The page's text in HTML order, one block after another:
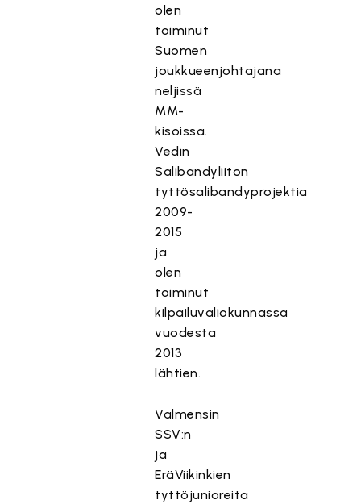
olen
toiminut
Suomen
joukkueenjohtajana
neljissä
MM-
kisoissa.
Vedin
Salibandyliiton
tyttösalibandyprojektia
2009-
2015
ja
olen
toiminut
kilpailuvaliokunnassa
vuodesta
2013
lähtien.
Valmensin
SSV:n
ja
EräViikinkien
tyttöjunioreita